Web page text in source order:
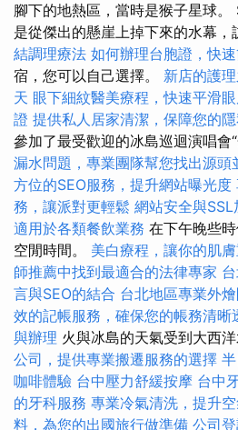
腳下的地熱區，當時是猴子星球
是從傑出的懸崖上掉下來的水幕，
結調理療法 如何辦理台胞證，快
宿，您可以自己選擇。 新店的護
天 眼下細紋醫美療程，快速平滑
證 提供私人居家清潔，保障您的
參加了最受歡迎的冰島巡迴演唱會“
漏水問題，專業團隊幫您找出源頭
方位的SEO服務，提升網站曝光度
務，讓派對更輕鬆 網站安全與SSL
適用於各類餐飲業務 在下午晚些
空閒時間。 美白療程，讓你的肌
師推薦中找到最適合的法律專家
言與SEO的結合 台北地區專業外
效的記帳服務，確保您的帳務清晰
與辦理 火與冰島的天氣受到大西
公司，提供專業搬遷服務的選擇
咖啡體驗 台中壓力舒緩按摩 台中
的牙科服務 專業冷氣清洗，提升
料，為您的出國旅行做準備 公司